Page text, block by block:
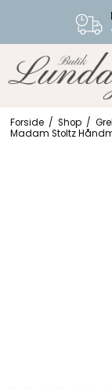
Forside / Shop /
Madam Stoltz